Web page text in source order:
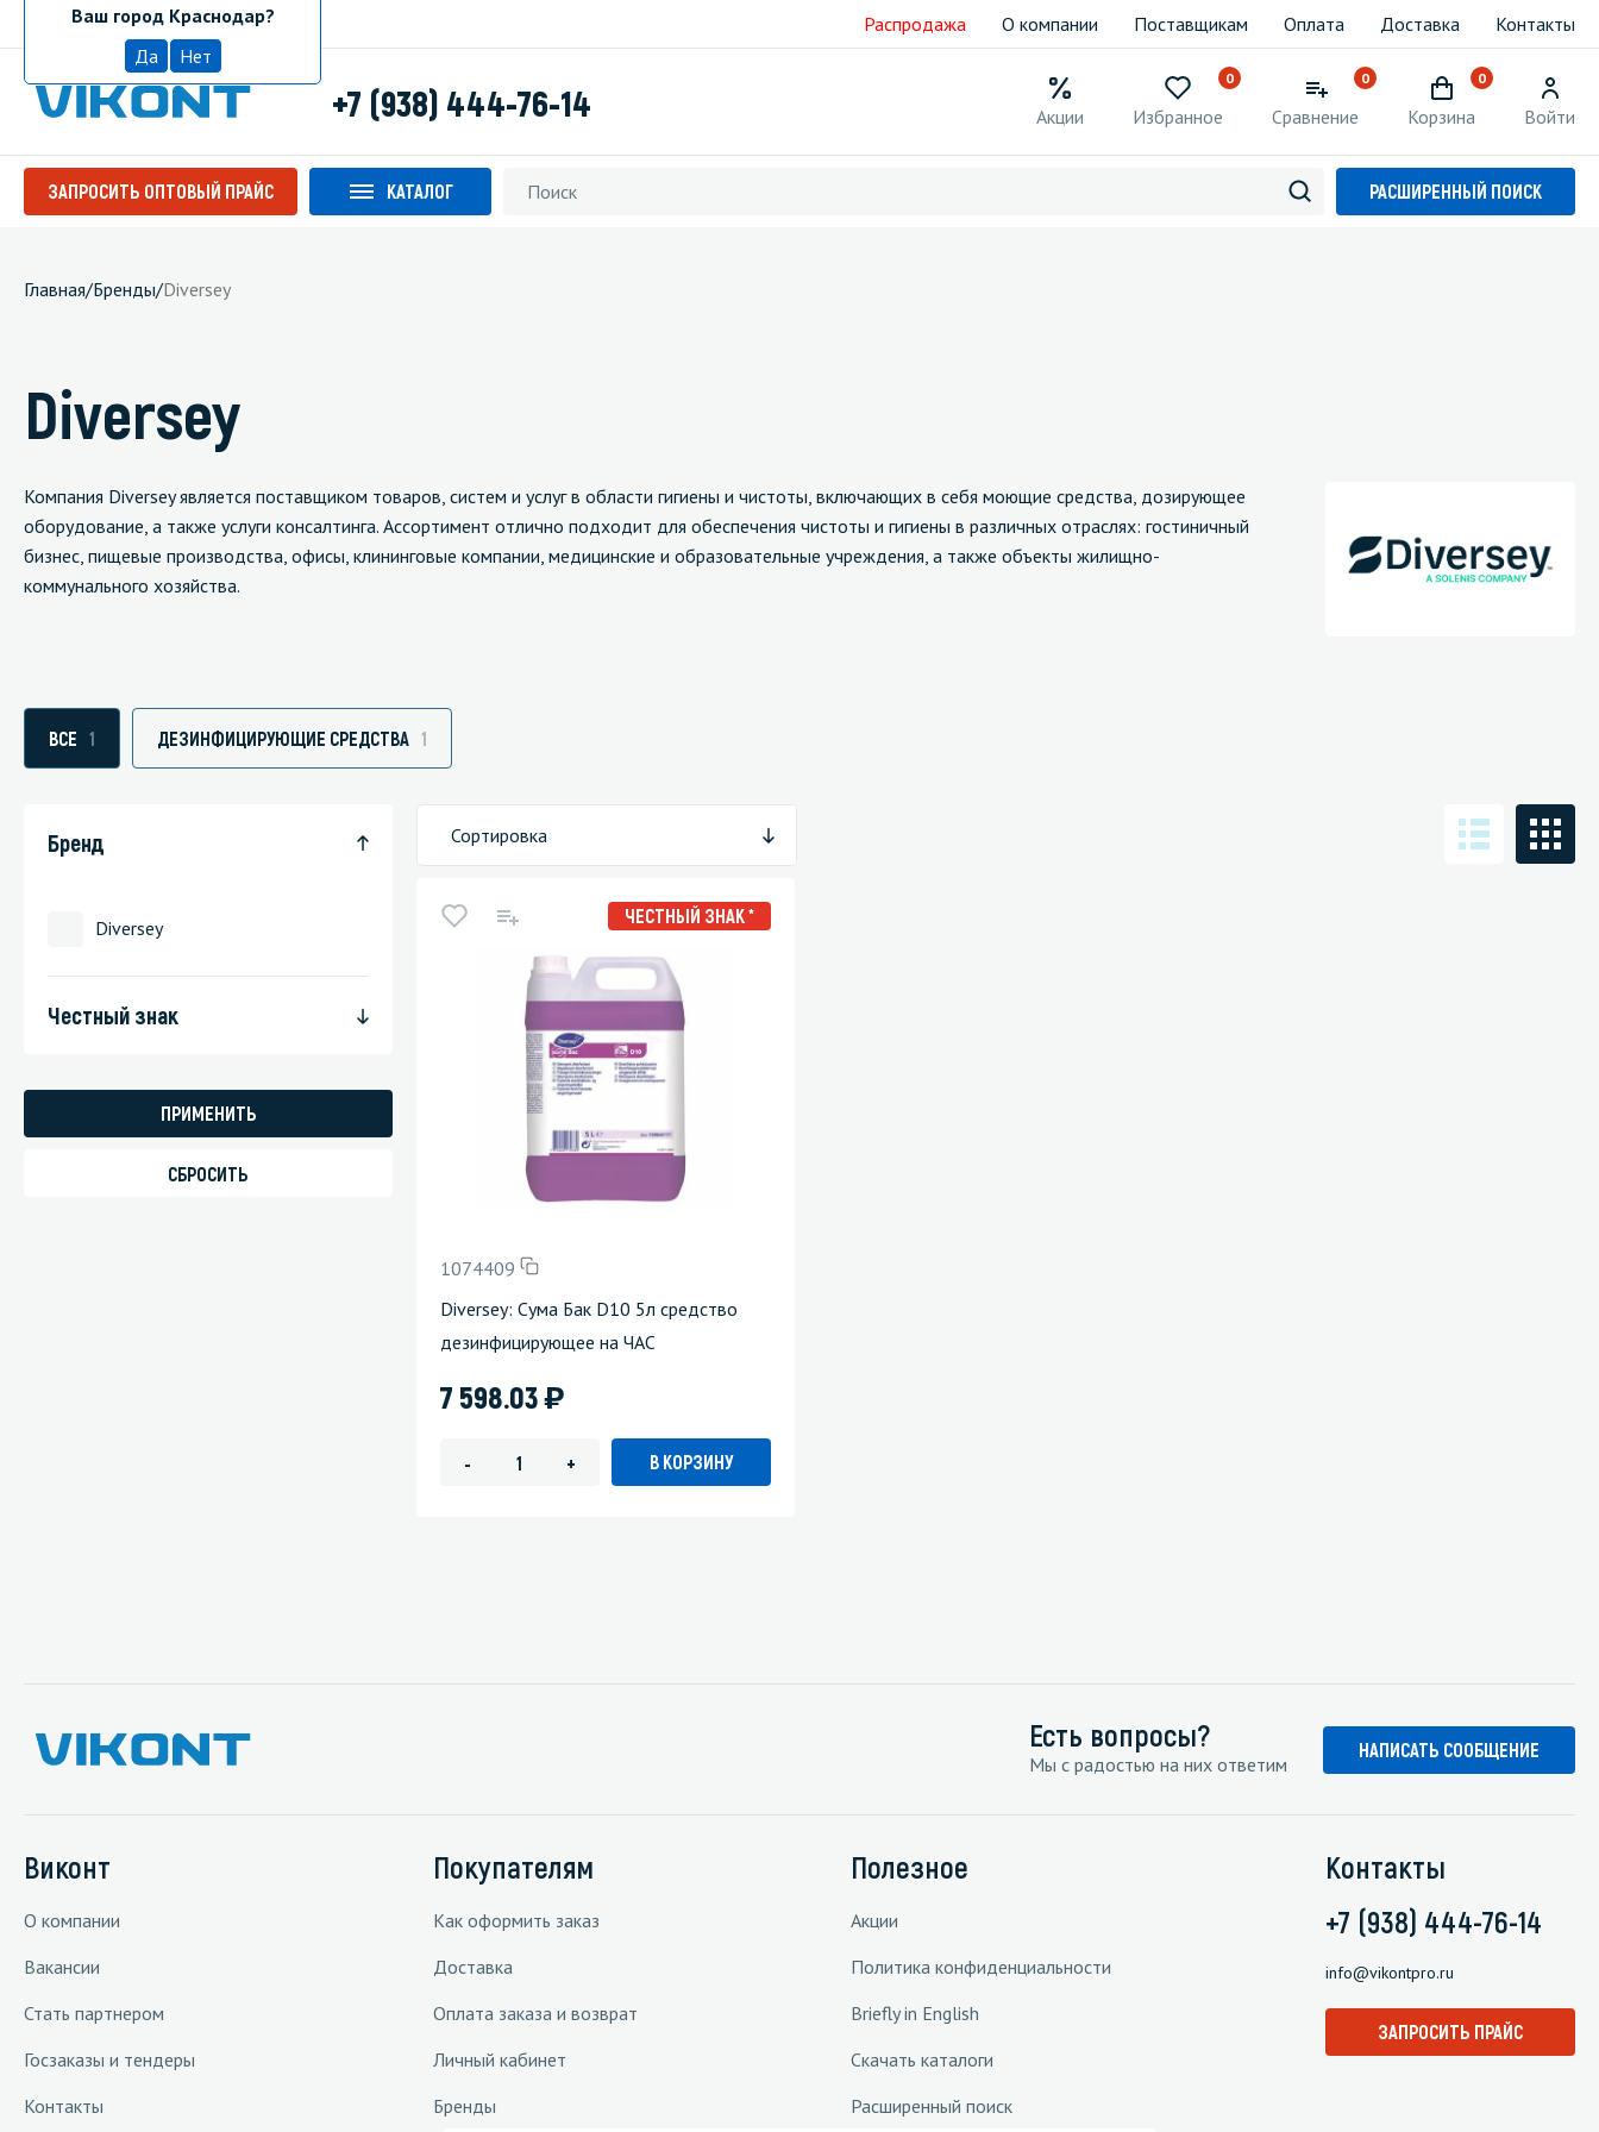
Краснодар
Ваш город Краснодар?
Да
Нет
Распродажа О компании Поставщикам Оплата Доставка Контакты
+7 (938) 444-76-14 Акции
0
Избранное
0
Сравнение
0
Корзина Войти
ЗАПРОСИТЬ ОПТОВЫЙ ПРАЙС КАТАЛОГ
Средства для послестроительной уборки
Средства для удаления граффити и
пятноудалители
Средства для очистки ковров и мягкой мебели
Средства для устранения засоров
Стекла и зеркала
Автохимия
РАСШИРЕННЫЙ ПОИСК
Главная/Бренды/Diversey
Diversey
Компания Diversey является поставщиком товаров, систем и услуг в области гигиены и чистоты, включающих в себя моющие средства, дозирующее
оборудование, а также услуги консалтинга. Ассортимент отлично подходит для обеспечения чистоты и гигиены в различных отраслях: гостиничный
бизнес, пищевые производства, офисы, клининговые компании, медицинские и образовательные учреждения, а также объекты жилищно-
коммунального хозяйства.
ВСЕ 1 ДЕЗИНФИЦИРУЮЩИЕ СРЕДСТВА 1
Бренд
Diversey
Честный знак
Сортировка
ЧЕСТНЫЙ ЗНАК *
1074409
Diversey: Сума Бак D10 5л средство
дезинфицирующее на ЧАС
7 598.03)
- + В КОРЗИНУ
Есть вопросы?
Мы с радостью на них ответим
НАПИСАТЬ СООБЩЕНИЕ
Виконт
О компании
Вакансии
Стать партнером
Госзаказы и тендеры
Контакты
Покупателям
Как оформить заказ
Доставка
Оплата заказа и возврат
Личный кабинет
Бренды
Полезное
Акции
Политика конфиденциальности
Briefly in English
Скачать каталоги
Расширенный поиск
Контакты
+7 (938) 444-76-14
info@vikontpro.ru
ЗАПРОСИТЬ ПРАЙС